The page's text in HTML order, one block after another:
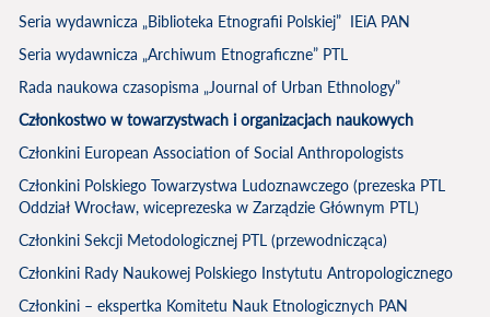
Seria wydawnicza „Biblioteka Etnografii Polskiej” IEiA PAN
Seria wydawnicza „Archiwum Etnograficzne” PTL
Rada naukowa czasopisma „Journal of Urban Ethnology”
Członkostwo w towarzystwach i organizacjach naukowych
Członkini European Association of Social Anthropologists
Członkini Polskiego Towarzystwa Ludoznawczego (prezeska PTL
Oddział Wrocław, wiceprezeska w Zarządzie Głównym PTL)
Członkini Sekcji Metodologicznej PTL (przewodnicząca)
Członkini Rady Naukowej Polskiego Instytutu Antropologicznego
Członkini – ekspertka Komitetu Nauk Etnologicznych PAN